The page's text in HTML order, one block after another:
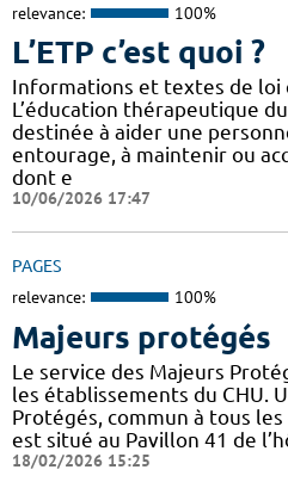
relevance: 100%
L’ETP c’est quoi ?
Informations et textes de loi
L’éducation thérapeutique
destinée à aider une
entourage, à maintenir ou
dont e
10/06/2026 17:47
PAGES
relevance: 100%
Majeurs protégés
Le service des Majeurs
les établissements du CHU.
Protégés, commun à tous
est situé au Pavillon 41 de
18/02/2026 15:25